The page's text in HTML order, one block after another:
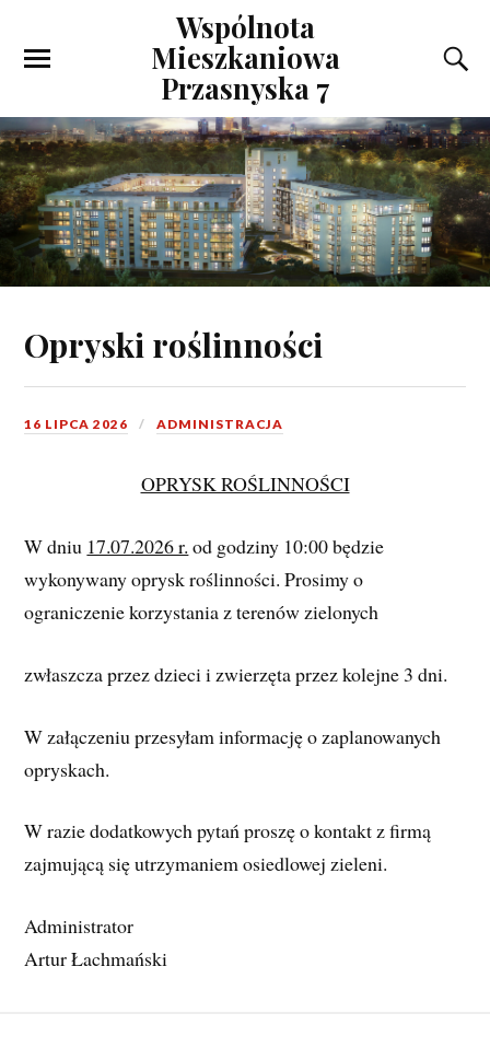
Wspólnota
Mieszkaniowa
Przasnyska 7
Opryski roślinności
16 LIPCA 2026 ADMINISTRACJA
OPRYSK ROŚLINNOŚCI
W dniu 17.07.2026 r. od godziny 10:00 będzie
wykonywany oprysk roślinności. Prosimy o
ograniczenie korzystania z terenów zielonych
zwłaszcza przez dzieci i zwierzęta przez kolejne 3 dni.
W załączeniu przesyłam informację o zaplanowanych
opryskach.
W razie dodatkowych pytań proszę o kontakt z firmą
zajmującą się utrzymaniem osiedlowej zieleni.
Administrator
Artur Łachmański